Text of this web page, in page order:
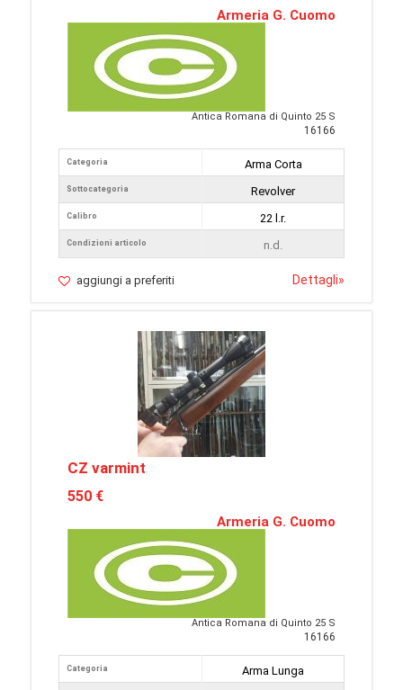
Armeria G. Cuomo
Antica Romana di Quinto 25 S
16166
Categoria
Sottocategoria
Calibro
Condizioni articolo
Arma Corta
Revolver
22 l.r.
n.d.
aggiungi a preferiti Dettagli»
CZ varmint
550 €
Armeria G. Cuomo
Antica Romana di Quinto 25 S
16166
Categoria
Arma Lunga